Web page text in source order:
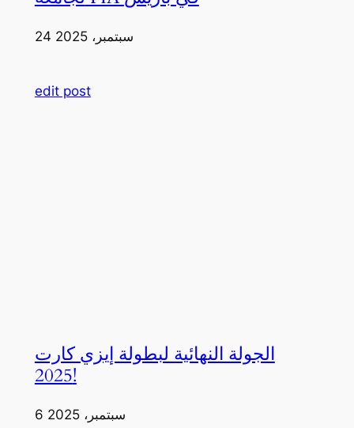
24 سبتمبر، 2025
edit post
الجولة النهائية لبطولة إيزي كارت
2025!
6 سبتمبر، 2025